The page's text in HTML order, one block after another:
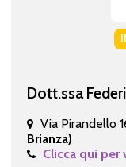
Dott.ssa
Via Pirandello
Brianza)
Clicca qui per